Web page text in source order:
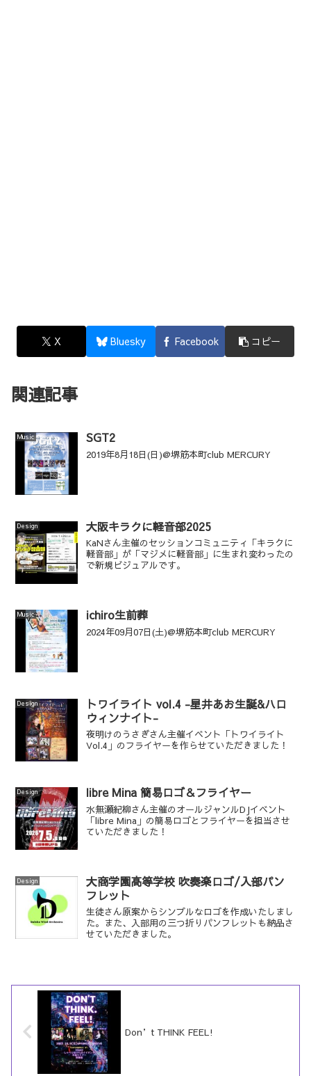
X Bluesky Facebook コピー
関連記事
Music SGT2
2019年8月18日(日)@堺筋本町club MERCURY
Design 大阪キラクに軽音部2025
KaNさん主催のセッションコミュニティ「キラクに
軽音部」が「マジメに軽音部」に生まれ変わったの
で新規ビジュアルです。
Music ichiro生前葬
2024年09月07日(土)@堺筋本町club MERCURY
Design
トワイライト vol.4 -星井あお生誕&ハロ
ウィンナイト-
夜明けのうさぎさん主催イベント「トワイライト
Vol.4」のフライヤーを作らせていただきました！
Design libre Mina 簡易ロゴ＆フライヤー
水無瀬紀柳さん主催のオールジャンルDJイベント
「libre Mina」の簡易ロゴとフライヤーを担当させ
ていただきました！
Design
大商学園高等学校 吹奏楽ロゴ/入部パン
フレット
生徒さん原案からシンプルなロゴを作成いたしまし
た。また、入部用の三つ折りパンフレットも納品さ
せていただきました。
Don’t THINK FEEL!